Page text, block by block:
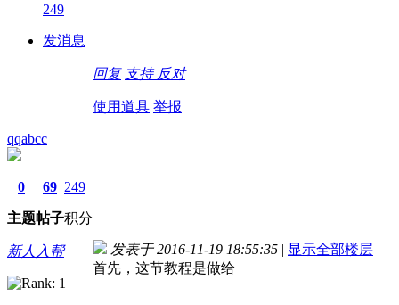
249
发消息
回复 支持 反对
使用道具 举报
qqabcc
0
主题
69
帖子
249
积分
新人入帮 发表于 2016-11-19 18:55:35 | 显示全部楼层
首先，这节教程是做给